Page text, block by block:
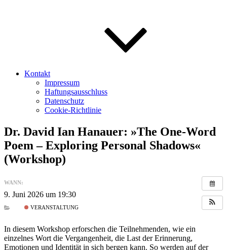
Kontakt
Impressum
Haftungsausschluss
Datenschutz
Cookie-Richtlinie
Dr. David Ian Hanauer: »The One-Word
Poem – Exploring Personal Shadows«
(Workshop)
WANN:
9. Juni 2026 um 19:30
VERANSTALTUNG
In diesem Workshop erforschen die Teilnehmenden, wie ein
einzelnes Wort die Vergangenheit, die Last der Erinnerung,
Emotionen und Identität in sich bergen kann. So werden auf der